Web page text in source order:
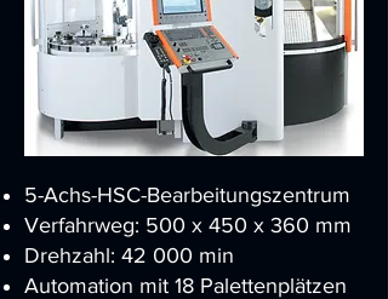
5-Achs-HSC-Bearbeitungszentrum
Verfahrweg: 500 x 450 x 360 mm
Drehzahl: 42 000 min
Automation mit 18 Palettenplätzen